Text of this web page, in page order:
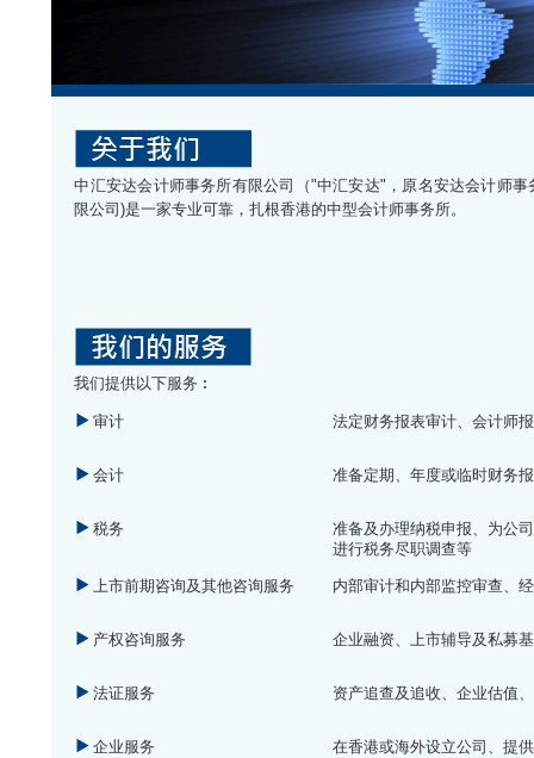
中汇安达会计师事务所有限公司（"中汇安达"，原名安达会计师事
限公司)是一家专业可靠，扎根香港的中型会计师事务所。
我们提供以下服务︰
审计 法定财务报表审计、会计师
会计 准备定期、年度或临时财务
税务
准备及办理纳税申报、为公
进行税务尽职调查等
上市前期咨询及其他咨询服务 内部审计和内部监控审查、
产权咨询服务 企业融资、上市辅导及私募
法证服务 资产追查及追收、企业估值
企业服务
在香港或海外设立公司、提